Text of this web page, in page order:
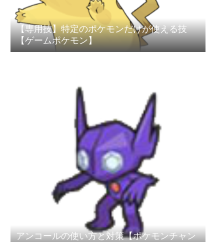
【専用技】特定のポケモンだけが使える技
【ゲームポケモン】
アンコールの使い方と対策【ポケモンチャン